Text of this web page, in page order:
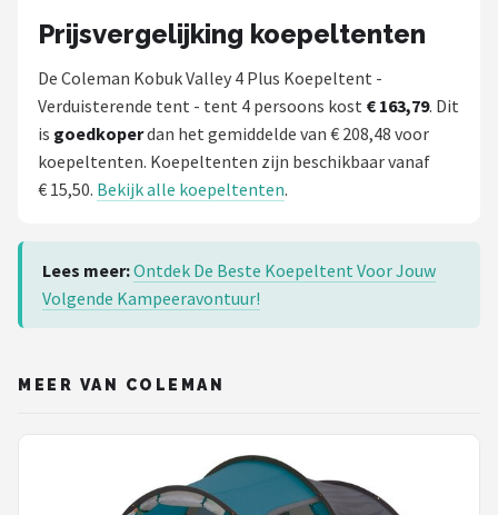
Prijsvergelijking koepeltenten
De Coleman Kobuk Valley 4 Plus Koepeltent -
Verduisterende tent - tent 4 persoons kost € 163,79. Dit
is goedkoperdan het gemiddelde van € 208,48 voor
koepeltenten. Koepeltenten zijn beschikbaar vanaf
€ 15,50. Bekijk alle koepeltenten.
Lees meer:Ontdek De Beste Koepeltent Voor Jouw
Volgende Kampeeravontuur!
MEER VAN COLEMAN